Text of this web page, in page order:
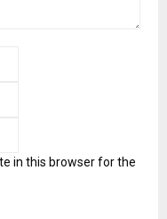
in this browser for the